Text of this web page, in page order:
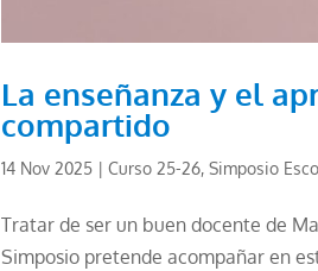
La enseñanza y el
compartido
14 Nov 2025 |Curso 25-26,Simposio
Tratar de ser un buen docente de
Simposio pretende acompañar en